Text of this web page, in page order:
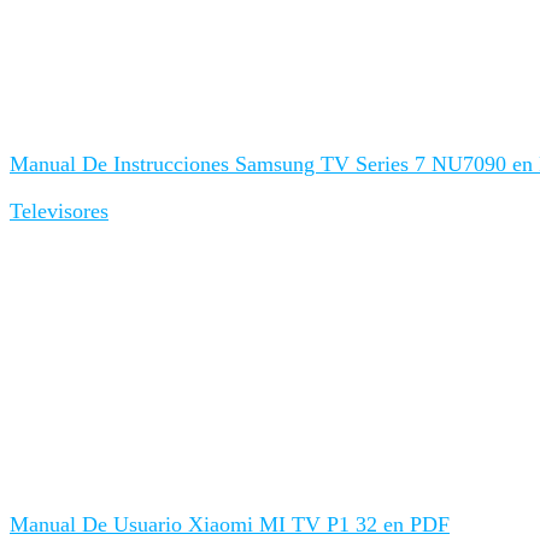
Manual De Instrucciones Samsung TV Series 7 NU7090 en
Televisores
Manual De Usuario Xiaomi MI TV P1 32 en PDF